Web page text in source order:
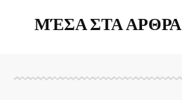
ΜΈΣΑ ΣΤΑ ΑΡΘΡΑ